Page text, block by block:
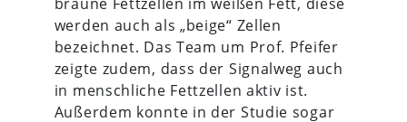
werden auch als „beige“ Zellen
bezeichnet. Das Team um Prof. Pfeifer
zeigte zudem, dass der Signalweg auch
in menschliche Fettzellen aktiv ist.
Außerdem konnte in der Studie sogar